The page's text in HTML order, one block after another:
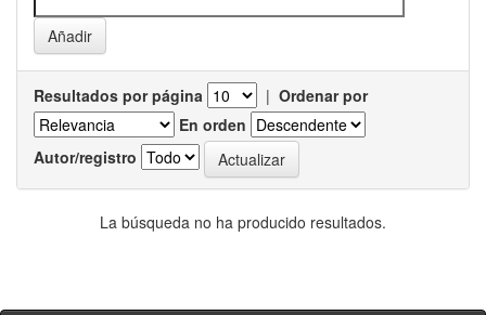
Resultados por página | Ordenar por
En orden
Autor/registro
La búsqueda no ha producido resultados.